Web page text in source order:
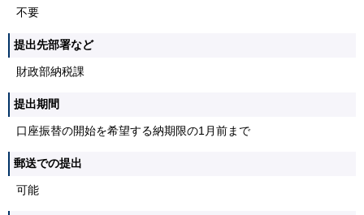
不要
提出先部署など
財政部納税課
提出期間
口座振替の開始を希望する納期限の1月前まで
郵送での提出
可能